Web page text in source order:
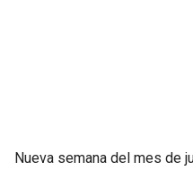
BEARS
SPURS
Nueva semana del mes de